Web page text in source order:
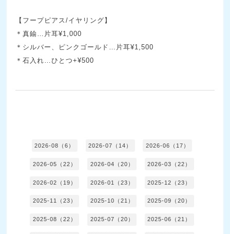
【フープピアス/イヤリング】
＊真鍮…片耳¥1,000
＊シルバー、ピンクゴールド…片耳¥1,500
＊石入れ…ひとつ+¥500
2026-08（6） 2026-07（14） 2026-06（17）
2026-05（22） 2026-04（20） 2026-03（22）
2026-02（19） 2026-01（23） 2025-12（23）
2025-11（23） 2025-10（21） 2025-09（20）
2025-08（22） 2025-07（20） 2025-06（21）